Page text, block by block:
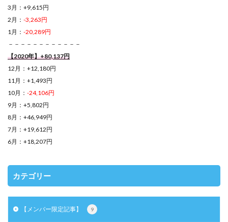
3月：+9,615円
2月： -3,263円
1月： -20,289円
－－－－－－－－－－－－
【2020年】+80,137円
12月：+12,180円
11月：+1,493円
10月： -24,106円
9月：+5,802円
8月：+46,949円
7月：+19,612円
6月：+18,207円
カテゴリー
【メンバー限定記事】 9